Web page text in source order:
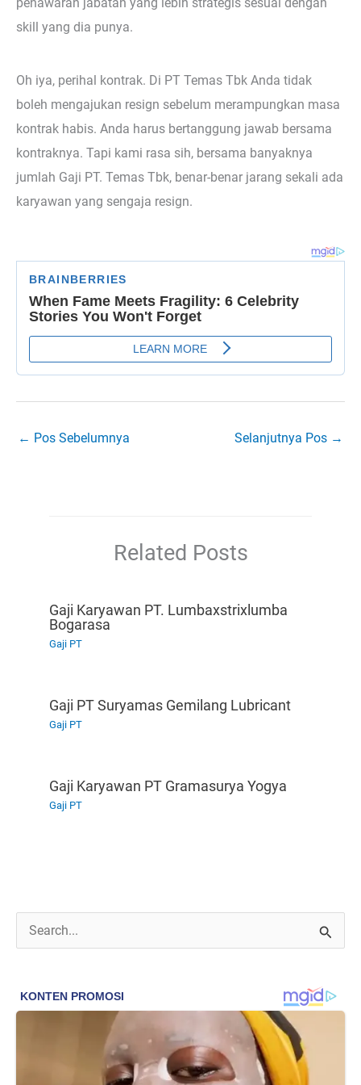
skill yang dia punya.
Oh iya, perihal kontrak. Di PT Temas Tbk Anda tidak
boleh mengajukan resign sebelum merampungkan masa
kontrak habis. Anda harus bertanggung jawab bersama
kontraknya. Tapi kami rasa sih, bersama banyaknya
jumlah Gaji PT. Temas Tbk, benar-benar jarang sekali ada
karyawan yang sengaja resign.
← Pos Sebelumnya Selanjutnya Pos →
Related Posts
Gaji Karyawan PT. Lumbaxstrixlumba
Bogarasa
Gaji PT
Gaji PT Suryamas Gemilang Lubricant
Gaji PT
Gaji Karyawan PT Gramasurya Yogya
Gaji PT
a